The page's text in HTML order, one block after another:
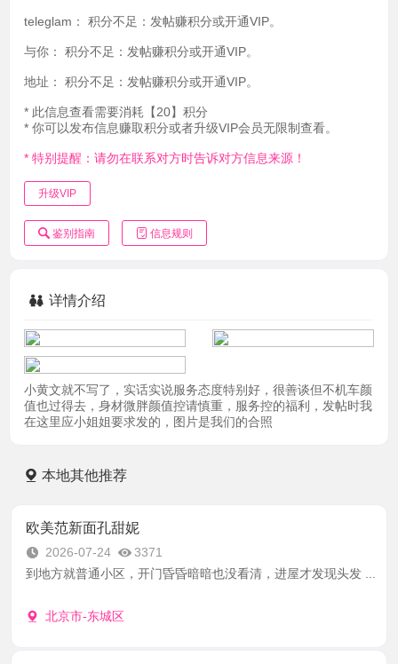
teleglam： 积分不足：发帖赚积分或开通VIP。
与你： 积分不足：发帖赚积分或开通VIP。
地址： 积分不足：发帖赚积分或开通VIP。
* 此信息查看需要消耗【20】积分
* 你可以发布信息赚取积分或者升级VIP会员无限制查看。
* 特别提醒：请勿在联系对方时告诉对方信息来源！
升级VIP
鉴别指南 信息规则
详情介绍
小黄文就不写了，实话实说服务态度特别好，很善谈但不机车颜
值也过得去，身材微胖颜值控请慎重，服务控的福利，发帖时我
在这里应小姐姐要求发的，图片是我们的合照
本地其他推荐
欧美范新面孔甜妮
2026-07-24
3371
到地方就普通小区，开门昏昏暗暗也没看清，进屋才发现头发 ...
北京市-东城区